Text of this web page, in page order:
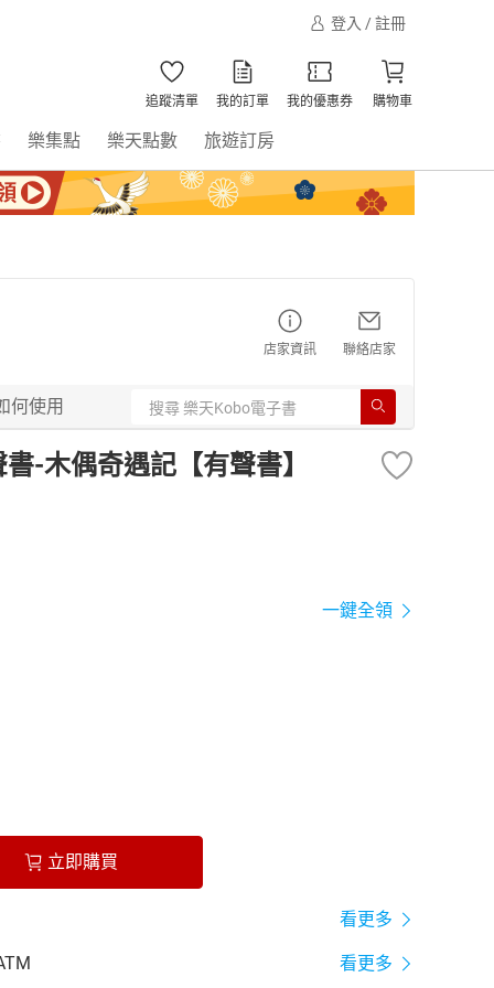
登入 / 註冊
追蹤清單 我的訂單 我的優惠券 購物車
樂集點 樂天點數 旅遊訂房
店家資訊 聯絡店家
何使用
-木偶奇遇記【有聲書】
一鍵全領
立即購買
看更多
看更多